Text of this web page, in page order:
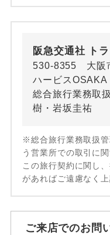
阪急交通社 ト
530-8355 大阪
ハービスOSAKA
総合旅行業務取
樹・岩坂圭祐
※総合旅行業務取扱
う営業所での取引に
この旅行契約に関し
があればご遠慮なく
ご来店でのお問